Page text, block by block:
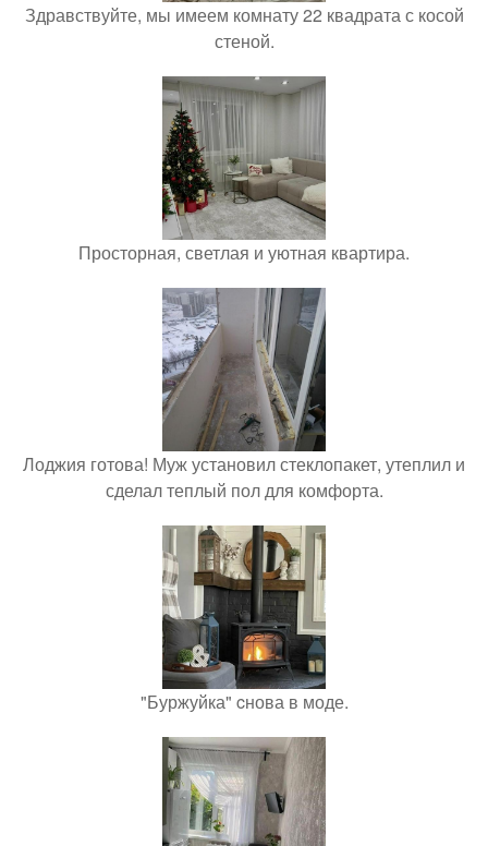
Здравствуйте, мы имеем комнату 22 квадрата с косой
стеной.
Просторная, светлая и уютная квартира.
Лоджия готова! Муж установил стеклопакет, утеплил и
сделал теплый пол для комфорта.
"Буржуйка" cнова в моде.